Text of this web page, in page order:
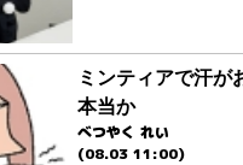
ミンティアで汗が
本当か
べつやく れい
(08.03 11:00)